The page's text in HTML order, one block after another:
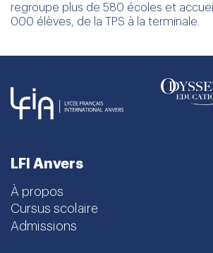
regroupe plus de 580 écoles et
000 élèves, de la TPS à la terminale.
LFI Anvers
À propos
Cursus scolaire
Admissions